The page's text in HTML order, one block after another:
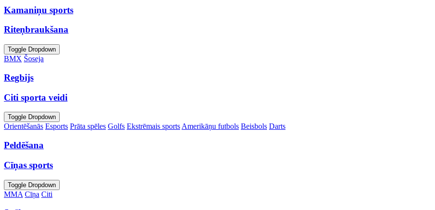
Kamaniņu sports
Riteņbraukšana
Toggle Dropdown
BMX Šoseja
Regbijs
Citi sporta veidi
Toggle Dropdown
Orientēšanās Esports Prāta spēles Golfs Ekstrēmais sports Amerikāņu futbols Beisbols Darts
Peldēšana
Cīņas sports
Toggle Dropdown
MMA Cīņa Citi